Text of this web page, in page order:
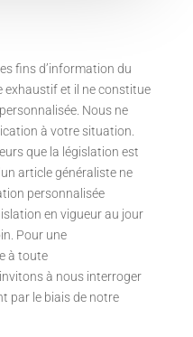
fins d’information du
exhaustif et il ne constitue
Nous ne
à votre situation.
que la législation est
article généraliste ne
personnalisée
en vigueur au jour
Pour une
à toute
à nous interroger
par le biais de notre